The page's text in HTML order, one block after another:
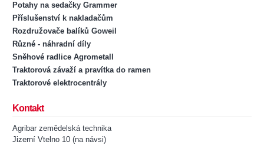
Potahy na sedačky Grammer
Příslušenství k nakladačům
Rozdružovače balíků Goweil
Různé - náhradní díly
Sněhové radlice Agrometall
Traktorová závaží a pravítka do ramen
Traktorové elektrocentrály
Kontakt
Agribar zemědelská technika
Jizerní Vtelno 10 (na návsi)